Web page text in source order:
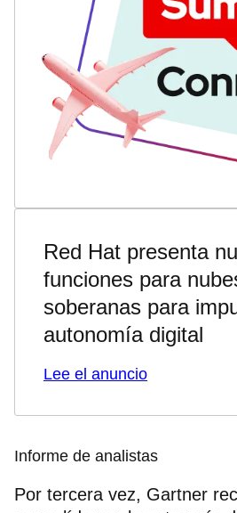
Red Hat presenta
funciones para
soberanas para
autonomía digital
Lee el anuncio
Informe de analistas
Por tercera vez, Gartner